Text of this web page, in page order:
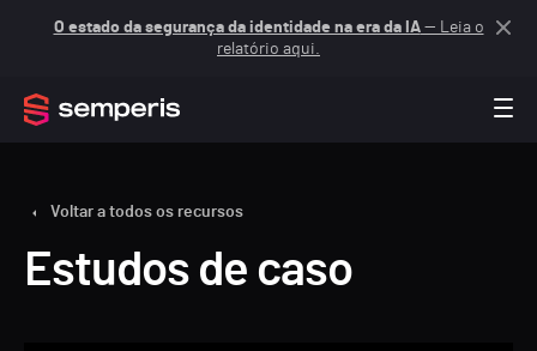
O estado da segurança da identidade na era da IA— Leia o
relatório aqui.
Voltar a todos os recursos
Estudos de caso